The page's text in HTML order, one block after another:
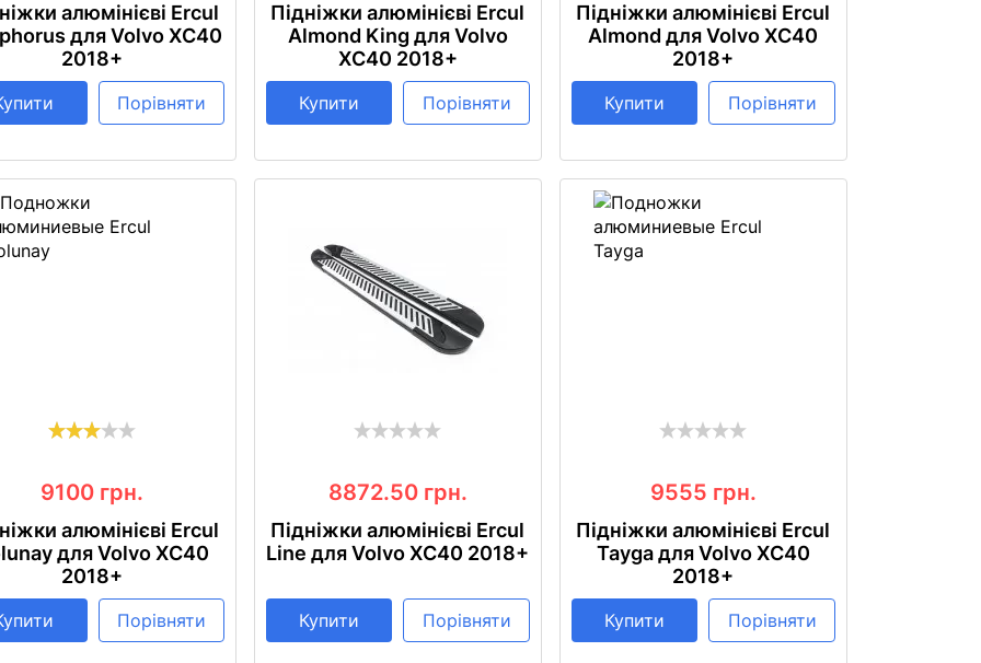
алюмінієві Ercul
для Volvo XC40
2018+
Порівняти
Підніжки алюмінієві Ercul
Almond King для Volvo
XC40 2018+
Купити Порівняти
Підніжки алюмінієві Ercul
Almond для Volvo XC40
2018+
Купити Порівняти
9100 грн.
алюмінієві Ercul
для Volvo XC40
2018+
Порівняти
8872.50 грн.
Підніжки алюмінієві Ercul
Line для Volvo XC40 2018+
Купити Порівняти
9555 грн.
Підніжки алюмінієві Ercul
Tayga для Volvo XC40
2018+
Купити Порівняти